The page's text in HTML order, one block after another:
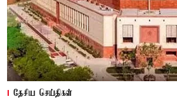
தேசிய செய்திகள்